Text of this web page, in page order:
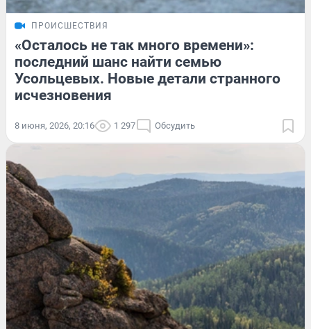
ПРОИСШЕСТВИЯ
«Осталось не так много времени»:
последний шанс найти семью
Усольцевых. Новые детали странного
исчезновения
8 июня, 2026, 20:16 1 297 Обсудить